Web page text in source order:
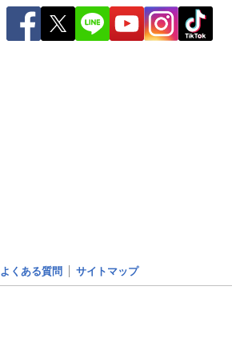
よくある質問 サイトマップ